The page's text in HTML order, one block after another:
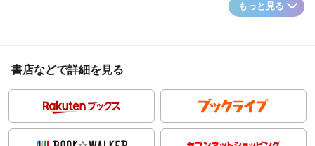
もっと見る
書店などで詳細を見る